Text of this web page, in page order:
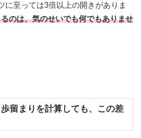
に至っては3倍以上の開きがありま
のは、気のせいでも何でもありませ
留まりを計算しても、この差